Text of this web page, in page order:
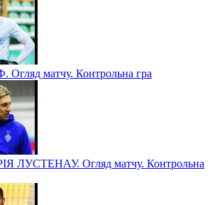
матчу. Контрольна гра
ЛУСТЕНАУ. Огляд матчу. Контрольна